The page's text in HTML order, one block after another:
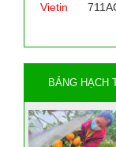
Vietin
BẢNG HẠCH